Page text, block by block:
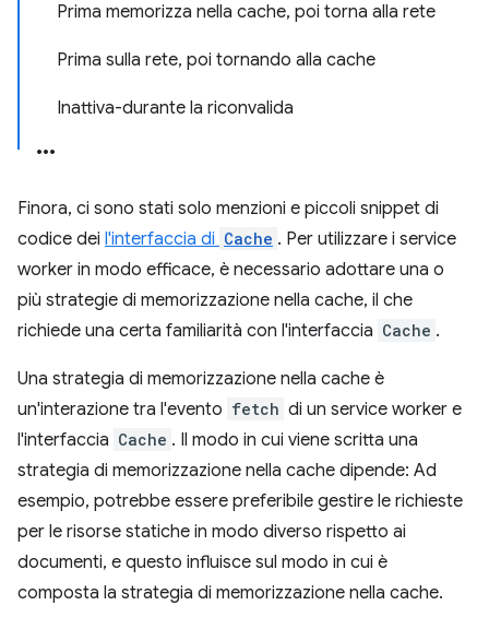
Prima memorizza nella cache, poi torna alla rete
Prima sulla rete, poi tornando alla cache
Inattiva-durante la riconvalida
Finora, ci sono stati solo menzioni e piccoli snippet di
codice dei l'interfaccia di Cache . Per utilizzare i service
worker in modo efficace, è necessario adottare una o
più strategie di memorizzazione nella cache, il che
richiede una certa familiarità con l'interfaccia Cache .
Una strategia di memorizzazione nella cache è
un'interazione tra l'evento fetch di un service worker e
l'interfaccia Cache . Il modo in cui viene scritta una
strategia di memorizzazione nella cache dipende: Ad
esempio, potrebbe essere preferibile gestire le richieste
per le risorse statiche in modo diverso rispetto ai
documenti, e questo influisce sul modo in cui è
composta la strategia di memorizzazione nella cache.